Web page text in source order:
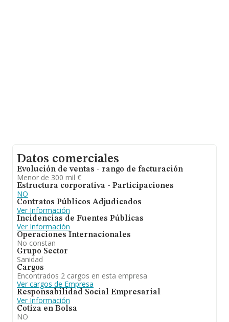
Datos comerciales
Evolución de ventas - rango de facturación
Menor de 300 mil €
Estructura corporativa - Participaciones
NO
Contratos Públicos Adjudicados
Ver Información
Incidencias de Fuentes Públicas
Ver Información
Operaciones Internacionales
No constan
Grupo Sector
Sanidad
Cargos
Encontrados 2 cargos en esta empresa
Ver cargos de Empresa
Responsabilidad Social Empresarial
Ver Información
Cotiza en Bolsa
NO